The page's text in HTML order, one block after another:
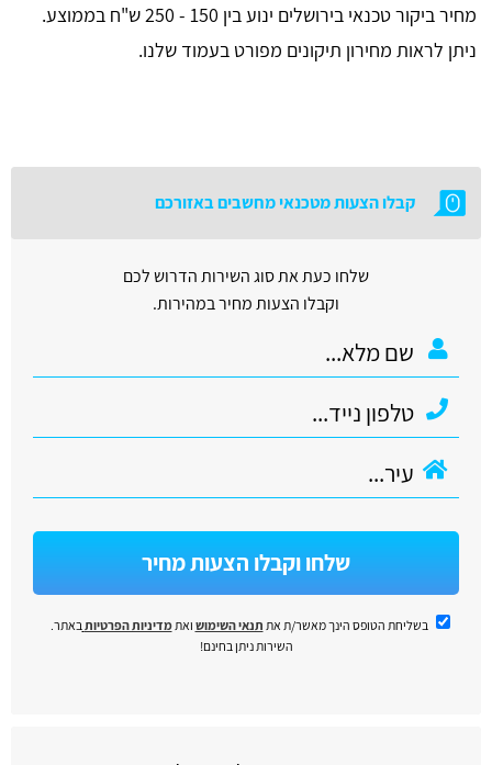
מחיר ביקור טכנאי בירושלים ינוע בין 150 - 250 ש"ח בממוצע.
ניתן לראות מחירון תיקונים מפורט בעמוד שלנו.
קבלו הצעות מטכנאי מחשבים באזורכם
שלחו כעת את סוג השירות הדרוש לכם
וקבלו הצעות מחיר במהירות.
שלחו וקבלו הצעות מחיר
בשליחת הטופס הינך מאשר/ת את תנאי השימוש ואתמדיניות הפרטיות באתר.
השירות ניתן בחינם!